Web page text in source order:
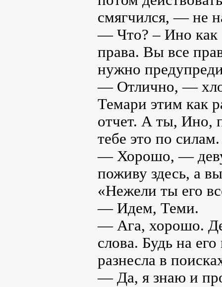
смягчился, — не
— Что? – Ино как
права. Вы все
нужно
— Отлично, —
Темари этим как
отчет. А ты, Ино,
тебе это по силам.
— Хорошо, —
поживу здесь, а
«Нежели ты его
— Идем, Теми.
— Ага, хорошо.
слова. Будь на
разнесла в
— Да, я знаю и